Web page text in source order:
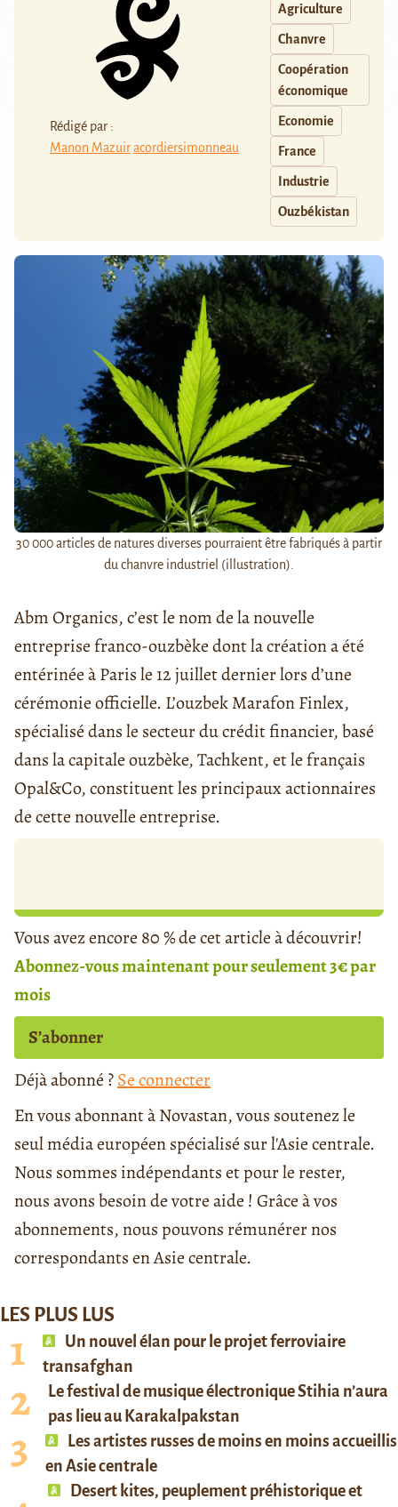
Rédigé par :
Manon Mazuiracordiersimonneau
Agriculture
Chanvre
Coopération
économique
Economie
France
Industrie
Ouzbékistan
30 000 articles de natures diverses pourraient être fabriqués à partir
du chanvre industriel (illustration).
Abm Organics, c’est le nom de la nouvelle
entreprise franco-ouzbèke dont la création a été
entérinée à Paris le 12 juillet dernier lors d’une
cérémonie officielle. L’ouzbek Marafon Finlex,
spécialisé dans le secteur du crédit financier, basé
dans la capitale ouzbèke, Tachkent, et le français
Opal&Co, constituent les principaux actionnaires
de cette nouvelle entreprise.
Vous avez encore 80 % de cet article à découvrir!
Abonnez-vous maintenant pour seulement 3€ par
mois
S’abonner
Déjà abonné ?Se connecter
En vous abonnant à Novastan, vous soutenez le
seul média européen spécialisé sur l'Asie centrale.
Nous sommes indépendants et pour le rester,
nous avons besoin de votre aide ! Grâce à vos
abonnements, nous pouvons rémunérer nos
correspondants en Asie centrale.
LES PLUS LUS
Un nouvel élan pour le projet ferroviaire
transafghan
Le festival de musique électronique Stihia n’aura
pas lieu au Karakalpakstan
Les artistes russes de moins en moins accueillis
en Asie centrale
Desert kites, peuplement préhistorique et